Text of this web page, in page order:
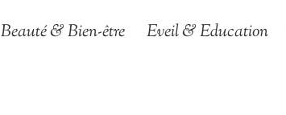
Beauté & Bien-être Eveil & Education